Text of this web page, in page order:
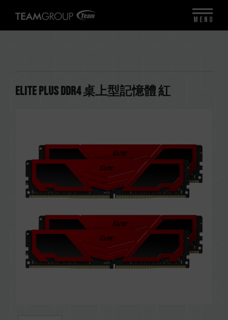
ELITE PLUS DDR4 桌上型記憶體 紅
MENU